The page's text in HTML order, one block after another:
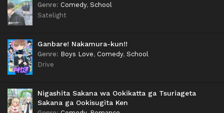
Genre: Comedy, School
Satelight
Ganbare! Nakamura-kun!!
Genre: Boys Love, Comedy, School
Drive
Nigashita Sakana wa Ookikatta ga Tsuriageta
Sakana ga Ookisugita Ken